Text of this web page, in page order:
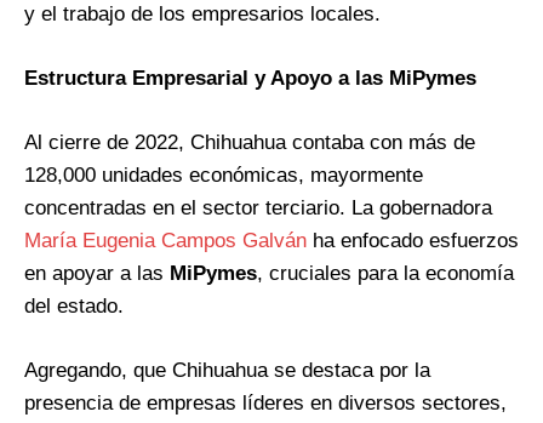
y el trabajo de los empresarios locales​​.
Estructura Empresarial y Apoyo a las MiPymes
Al cierre de 2022, Chihuahua contaba con más de
128,000 unidades económicas, mayormente
concentradas en el sector terciario. La gobernadora
María Eugenia Campos Galván ha enfocado esfuerzos
en apoyar a las MiPymes, cruciales para la economía
del estado​​.
Agregando, que Chihuahua se destaca por la
presencia de empresas líderes en diversos sectores,